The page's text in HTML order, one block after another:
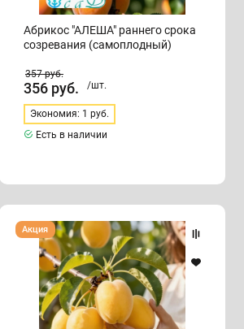
Абрикос "АЛЕША" раннего срока
созревания (самоплодный)
357руб.
356 руб. /шт.
Экономия: 1 руб.
Есть в наличии
Абрикос
"АНАНАСНЫЙ"
ранний
(самоплодный)
Акция